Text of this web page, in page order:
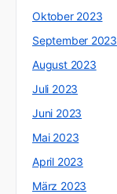
Oktober 2023
September 2023
August 2023
Juli 2023
Juni 2023
Mai 2023
April 2023
März 2023